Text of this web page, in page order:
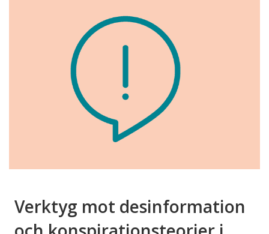
Verktyg mot desinformation